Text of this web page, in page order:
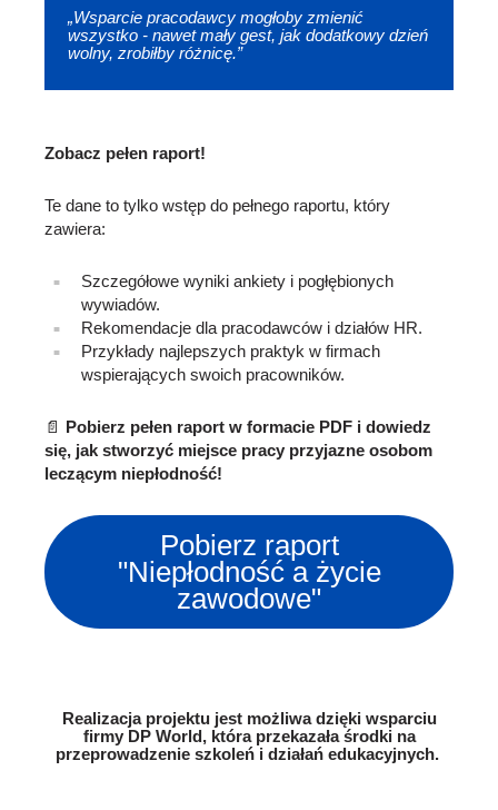
„Wsparcie pracodawcy mogłoby zmienić
wszystko - nawet mały gest, jak dodatkowy dzień
wolny, zrobiłby różnicę.”
Zobacz pełen raport!
Te dane to tylko wstęp do pełnego raportu, który
zawiera:
Szczegółowe wyniki ankiety i pogłębionych
wywiadów.
Rekomendacje dla pracodawców i działów HR.
Przykłady najlepszych praktyk w firmach
wspierających swoich pracowników.
📄
Pobierz pełen raport w formacie PDF i dowiedz
się, jak stworzyć miejsce pracy przyjazne osobom
leczącym niepłodność!
Pobierz raport
"Niepłodność a życie
zawodowe"
Realizacja projektu jest możliwa dzięki wsparciu
firmy DP World, która przekazała środki na
przeprowadzenie szkoleń i działań edukacyjnych.